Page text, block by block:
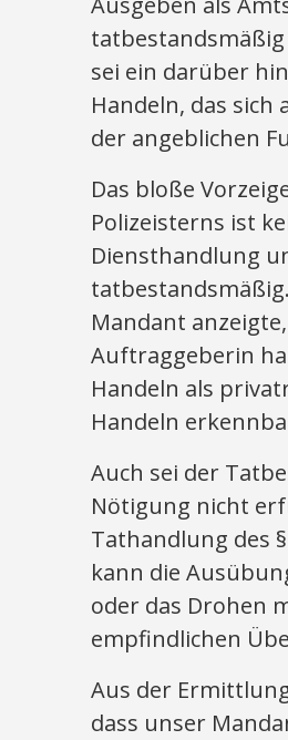
sei ein darüber
Handeln, das sich
der angeblichen
Das bloße
Polizeisterns ist
Diensthandlung
Mandant
Auftraggeberin
Handeln als
Handeln
Auch sei der
Nötigung nicht
Tathandlung des
kann die
oder das Drohen
empfindlichen
Aus der
dass unser